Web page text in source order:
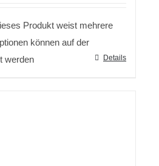
Produkt weist mehrere
können auf der
werden
Details